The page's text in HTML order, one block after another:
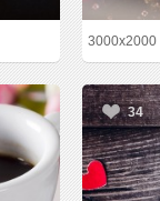
3000x2000
34